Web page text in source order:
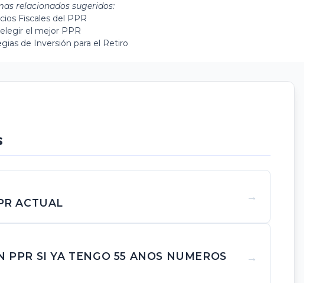
relacionados sugeridos:
Fiscales del PPR
el mejor PPR
de Inversión para el Retiro
ACTUAL
PPR SI YA TENGO 55 ANOS NUMEROS